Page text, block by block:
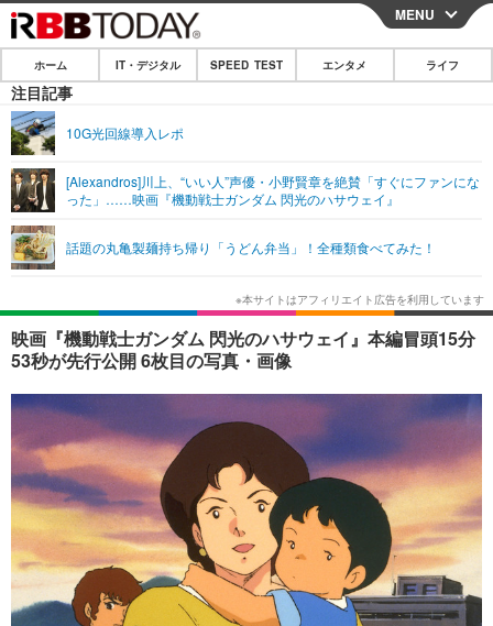
CLOSE
ホーム
IT・デジタル
ネタ ガジェット・ツール
ショッピング その他
SPEED TEST
エンタメ
エンタメTOP 映画・ドラマ
韓国・芸能
音楽 スポーツ
ショッピング
ライフ
ライフTOP グルメ
ペット ショッピング
その他
リリース一覧
プッシュ通知の停止方法
MENU
ホーム IT・デジタル SPEED TEST エンタメ ライフ
注目記事
10G光回線導入レポ
[Alexandros]川上、“いい人”声優・小野賢章を絶賛「すぐにファンにな
った」……映画『機動戦士ガンダム 閃光のハサウェイ』
話題の丸亀製麺持ち帰り「うどん弁当」！全種類食べてみた！
映画『機動戦士ガンダム 閃光のハサウェイ』本編冒頭15分
53秒が先行公開 6枚目の写真・画像